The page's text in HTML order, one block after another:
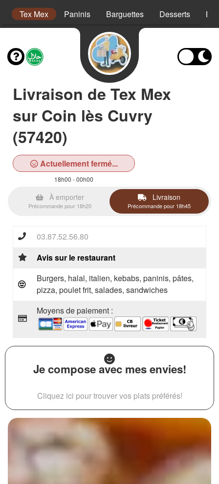
Tex Mex Paninis Barguettes Desserts
Livraison de Tex Mex
sur Coin lès Cuvry
(57420)
Actuellement fermé...
18h00 - 00h00
À emporter
Précommande pour 18h20
Livraison
Précommande pour 18h45
03.87.52.56.80
Avis sur le restaurant
Burgers, halal, italien, kebabs, paninis, pâtes,
pizza, poulet frit, salades, sandwiches
Moyens de paiement :
Je compose avec mes envies!
Cliquez ici pour trouver vos plats préférés!